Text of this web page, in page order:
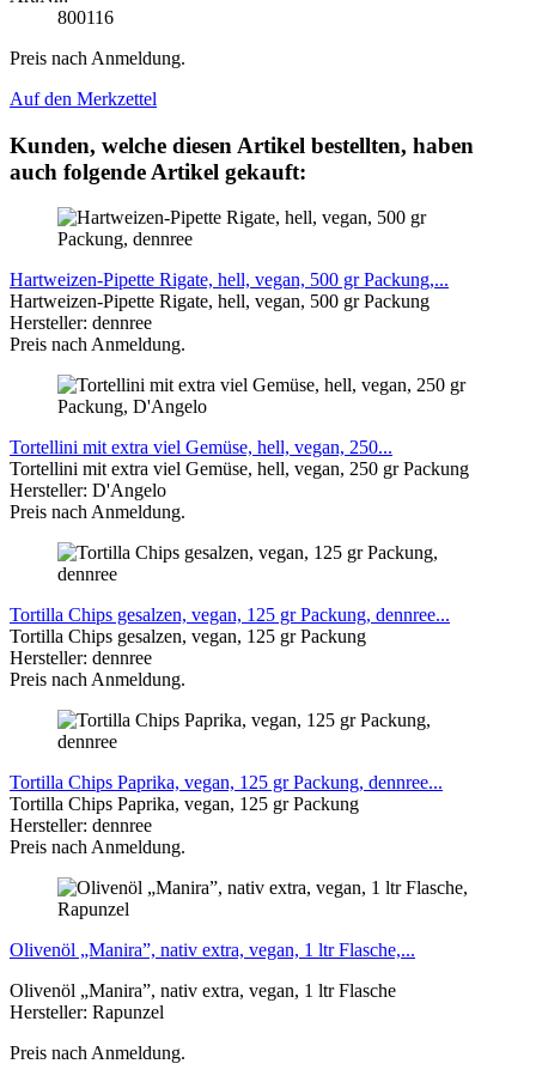
800116
Preis nach Anmeldung.
Auf den Merkzettel
Kunden, welche diesen Artikel bestellten, haben
auch folgende Artikel gekauft:
Hartweizen-Pipette Rigate, hell, vegan, 500 gr Packung,...
Hartweizen-Pipette Rigate, hell, vegan, 500 gr Packung
Hersteller: dennree
Preis nach Anmeldung.
Tortellini mit extra viel Gemüse, hell, vegan, 250...
Tortellini mit extra viel Gemüse, hell, vegan, 250 gr Packung
Hersteller: D'Angelo
Preis nach Anmeldung.
Tortilla Chips gesalzen, vegan, 125 gr Packung, dennree...
Tortilla Chips gesalzen, vegan, 125 gr Packung
Hersteller: dennree
Preis nach Anmeldung.
Tortilla Chips Paprika, vegan, 125 gr Packung, dennree...
Tortilla Chips Paprika, vegan, 125 gr Packung
Hersteller: dennree
Preis nach Anmeldung.
Olivenöl „Manira”, nativ extra, vegan, 1 ltr Flasche,...
Olivenöl „Manira”, nativ extra, vegan, 1 ltr Flasche
Hersteller: Rapunzel
Preis nach Anmeldung.